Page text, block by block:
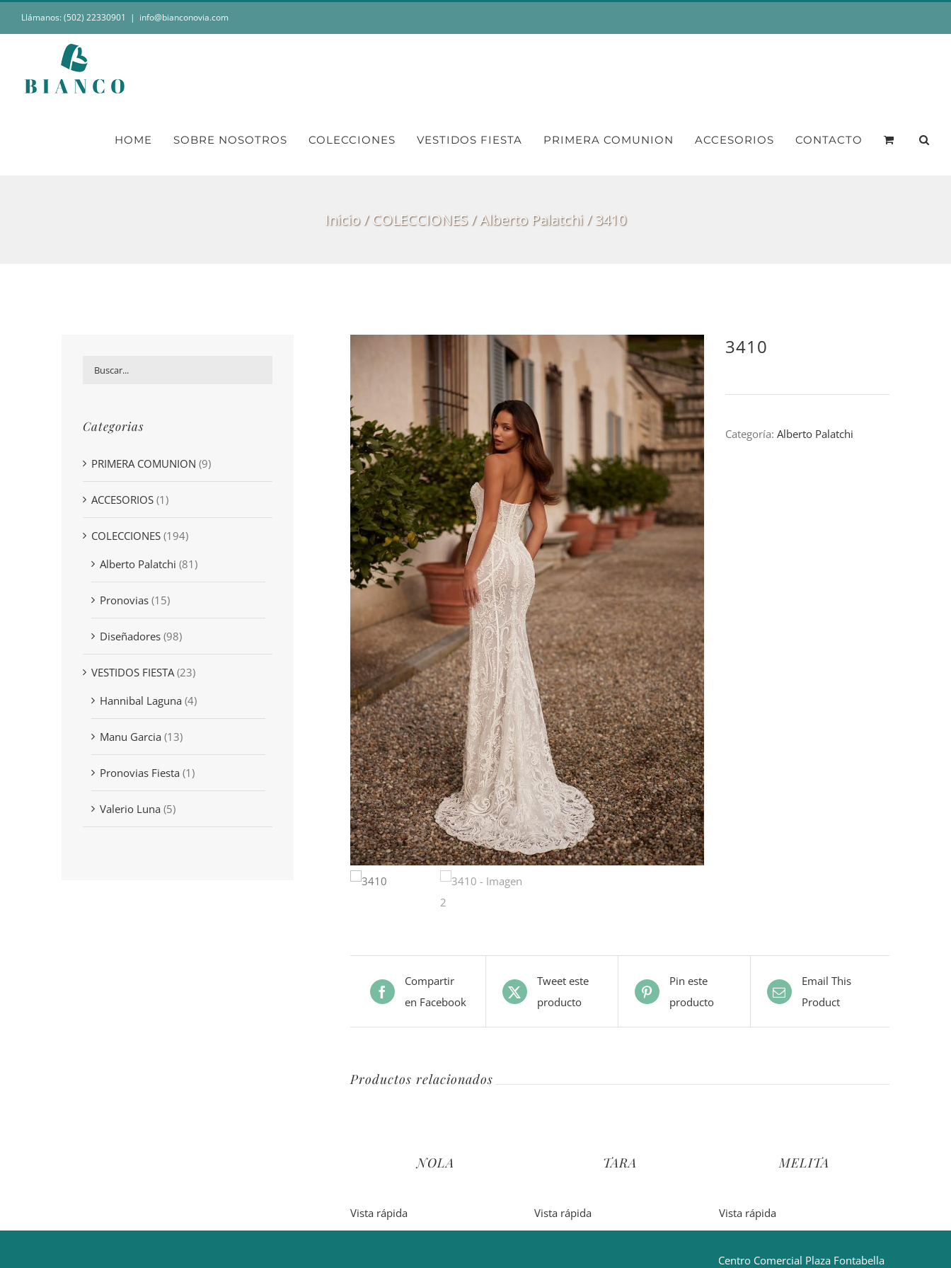
al
Llámanos: (502) 22330901 | info@bianconovia.com
HOME SOBRE NOSOTROS COLECCIONES VESTIDOS FIESTA PRIMERA COMUNION ACCESORIOS CONTACTO
Inicio COLECCIONES Alberto Palatchi 3410
3410
Categoría: Alberto Palatchi
Compartir
en Facebook
Tweet este
producto
Pin este
producto
Email This
Product
Productos relacionados
NOLA
Vista rápida
TARA
Vista rápida
MELITA
Vista rápida
Categorias
PRIMERA COMUNION (9)
ACCESORIOS (1)
COLECCIONES (194)
Alberto Palatchi (81)
Pronovias (15)
Diseñadores (98)
VESTIDOS FIESTA (23)
Hannibal Laguna (4)
Manu Garcia (13)
Pronovias Fiesta (1)
Valerio Luna (5)
Centro Comercial Plaza Fontabella